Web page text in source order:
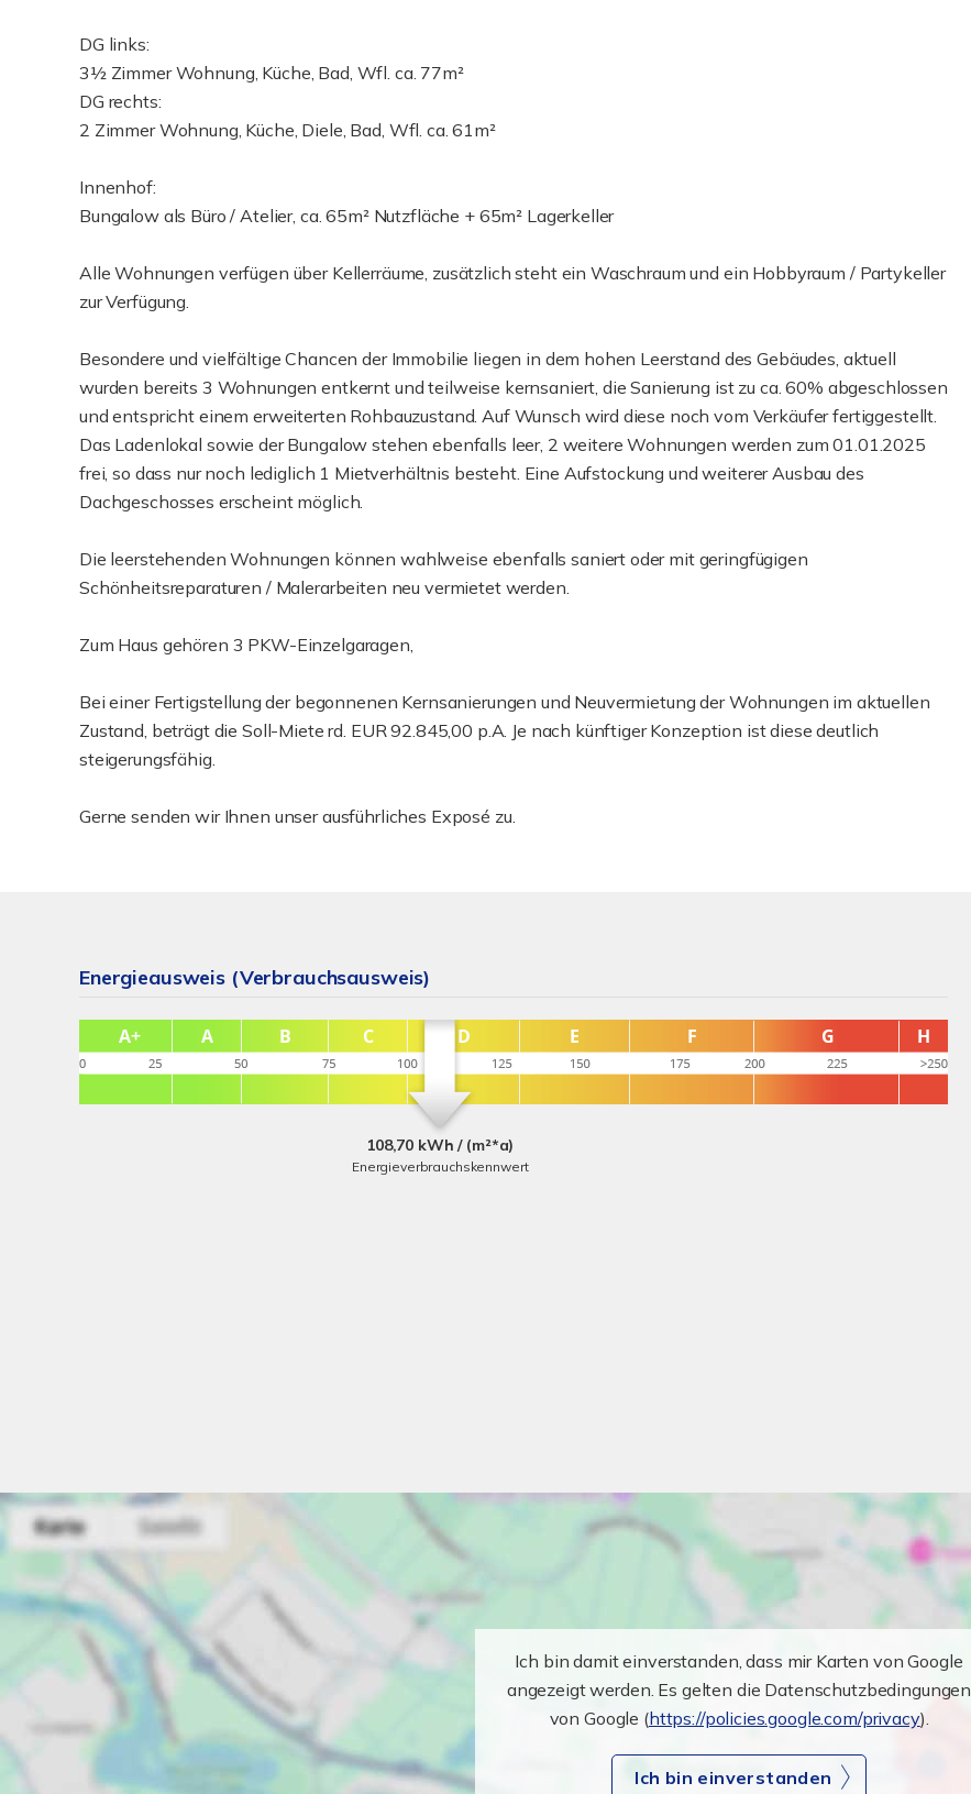
DG links:
3½ Zimmer Wohnung, Küche, Bad, Wfl. ca. 77m²
DG rechts:
2 Zimmer Wohnung, Küche, Diele, Bad, Wfl. ca. 61m²
Innenhof:
Bungalow als Büro / Atelier, ca. 65m² Nutzfläche + 65m² Lagerkeller
Alle Wohnungen verfügen über Kellerräume, zusätzlich steht ein Waschraum und ein Hobbyraum / Partykeller
zur Verfügung.
Besondere und vielfältige Chancen der Immobilie liegen in dem hohen Leerstand des Gebäudes, aktuell
wurden bereits 3 Wohnungen entkernt und teilweise kernsaniert, die Sanierung ist zu ca. 60% abgeschlossen
und entspricht einem erweiterten Rohbauzustand. Auf Wunsch wird diese noch vom Verkäufer fertiggestellt.
Das Ladenlokal sowie der Bungalow stehen ebenfalls leer, 2 weitere Wohnungen werden zum 01.01.2025
frei, so dass nur noch lediglich 1 Mietverhältnis besteht. Eine Aufstockung und weiterer Ausbau des
Dachgeschosses erscheint möglich.
Die leerstehenden Wohnungen können wahlweise ebenfalls saniert oder mit geringfügigen
Schönheitsreparaturen / Malerarbeiten neu vermietet werden.
Zum Haus gehören 3 PKW-Einzelgaragen,
Bei einer Fertigstellung der begonnenen Kernsanierungen und Neuvermietung der Wohnungen im aktuellen
Zustand, beträgt die Soll-Miete rd. EUR 92.845,00 p.A. Je nach künftiger Konzeption ist diese deutlich
steigerungsfähig.
Gerne senden wir Ihnen unser ausführliches Exposé zu.
Energieausweis (Verbrauchsausweis)
108,70 kWh / (m²*a)
Energieverbrauchskennwert
Ich bin damit einverstanden, dass mir Karten von Google
angezeigt werden. Es gelten die Datenschutzbedingungen
von Google (https://policies.google.com/privacy).
Ich bin einverstanden